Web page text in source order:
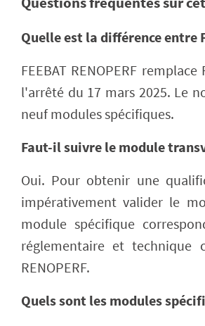
Quelle est la différence entre
FEEBAT RENOPERF
l'arrêté du 17 mars 2025. Le
neuf modules spécifiques.
Faut-il suivre le module
Oui. Pour obtenir une
impérativement valider le
module spécifique
réglementaire et technique
RENOPERF.
Quels sont les modules